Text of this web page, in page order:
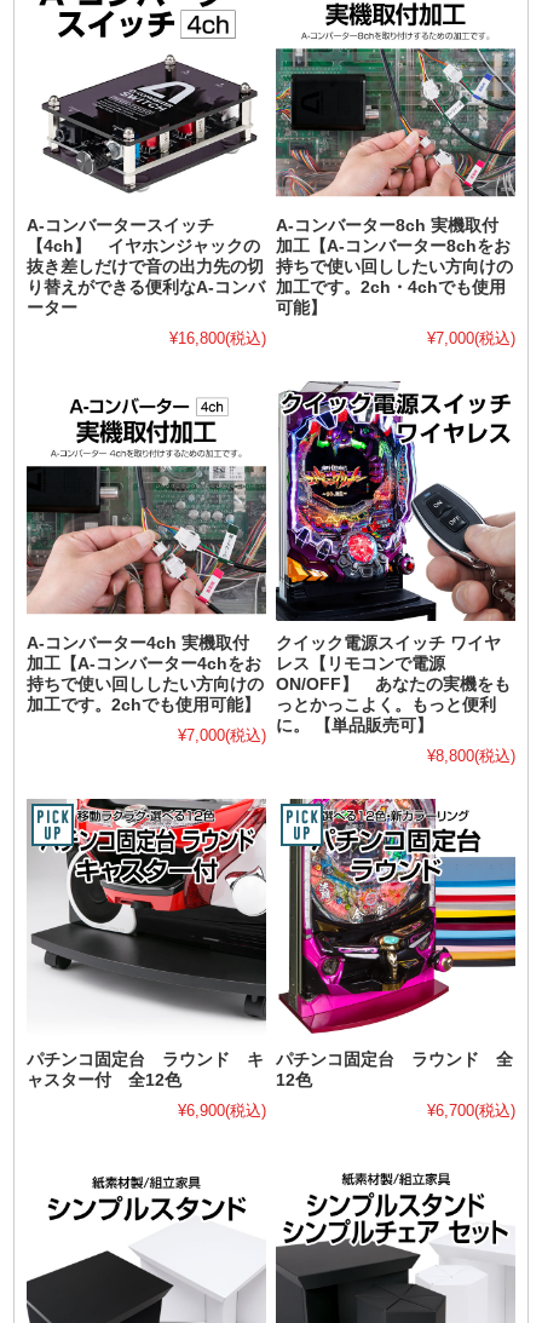
A-コンバータースイッチ
【4ch】 イヤホンジャックの
抜き差しだけで音の出力先の切
り替えができる便利なA-コンバ
ーター
¥16,800(税込)
A-コンバーター8ch 実機取付
加工【A-コンバーター8chをお
持ちで使い回ししたい方向けの
加工です。2ch・4chでも使用
可能】
¥7,000(税込)
A-コンバーター4ch 実機取付
加工【A-コンバーター4chをお
持ちで使い回ししたい方向けの
加工です。2chでも使用可能】
¥7,000(税込)
クイック電源スイッチ ワイヤ
レス【リモコンで電源
ON/OFF】 あなたの実機をも
っとかっこよく。もっと便利
に。 【単品販売可】
¥8,800(税込)
パチンコ固定台 ラウンド キ
ャスター付 全12色
¥6,900(税込)
パチンコ固定台 ラウンド 全
12色
¥6,700(税込)